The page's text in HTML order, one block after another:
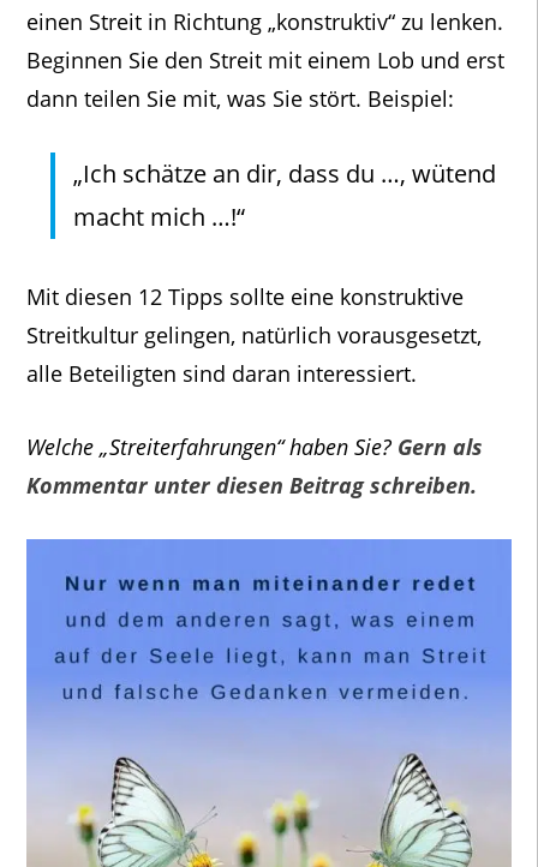
einen Streit in Richtung „konstruktiv“ zu lenken.
Beginnen Sie den Streit mit einem Lob und erst
dann teilen Sie mit, was Sie stört. Beispiel:
„Ich schätze an dir, dass du …, wütend
macht mich …!“
Mit diesen 12 Tipps sollte eine konstruktive
Streitkultur gelingen, natürlich vorausgesetzt,
alle Beteiligten sind daran interessiert.
Welche „Streiterfahrungen“ haben Sie? Gern als
Kommentar unter diesen Beitrag schreiben.